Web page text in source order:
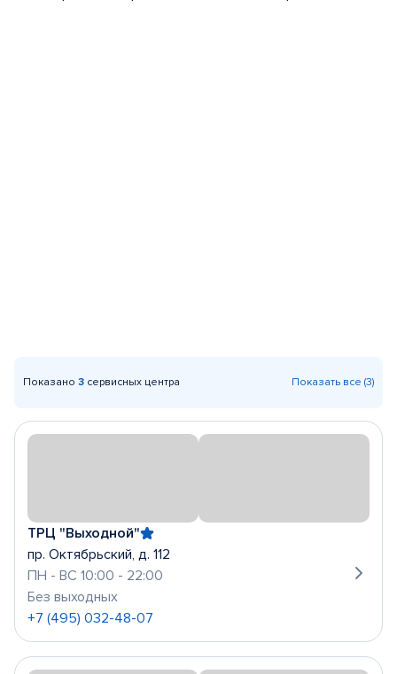
Показано 3 сервисных центра Показать все (3)
ТРЦ "Выходной"
пр. Октябрьский, д. 112
ПН - ВС 10:00 - 22:00
Без выходных
+7 (495) 032-48-07